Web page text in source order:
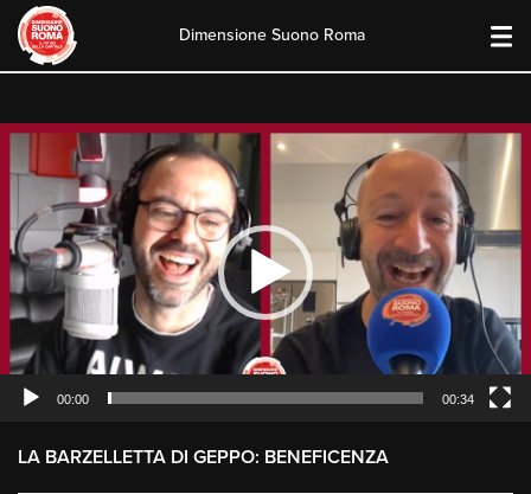
content
Dimensione Suono Roma
Video
00:00 00:34
LA BARZELLETTA DI GEPPO: BENEFICENZA